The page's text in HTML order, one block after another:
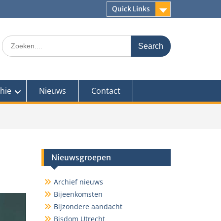
Quick Links
Search
for:
Nieuws Contact
Nieuwsgroepen
Archief nieuws
Bijeenkomsten
Bijzondere aandacht
Bisdom Utrecht